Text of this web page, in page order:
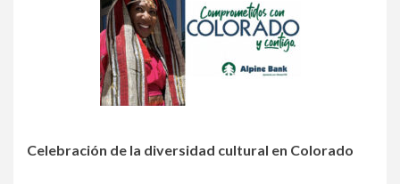
• HOGAR Y SALUD LOCAL NOTICIAS
Prevenga picaduras de
insectos de verano en
Colorado
• HOGAR Y SALUD LOCAL NOTICIAS
Celebración de la diversidad cultural en Colorado